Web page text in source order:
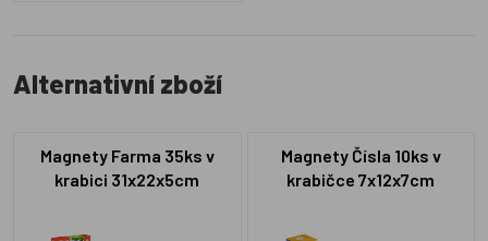
Alternativní zboží
Magnety Farma 35ks v
krabici 31x22x5cm
Magnety Čísla 10ks v
krabičce 7x12x7cm